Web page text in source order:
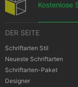
Kostenlose
Cookies
DER SEITE
Schriftarten Stil
Neueste Schriftarten
Schriftarten-Paket
Designer